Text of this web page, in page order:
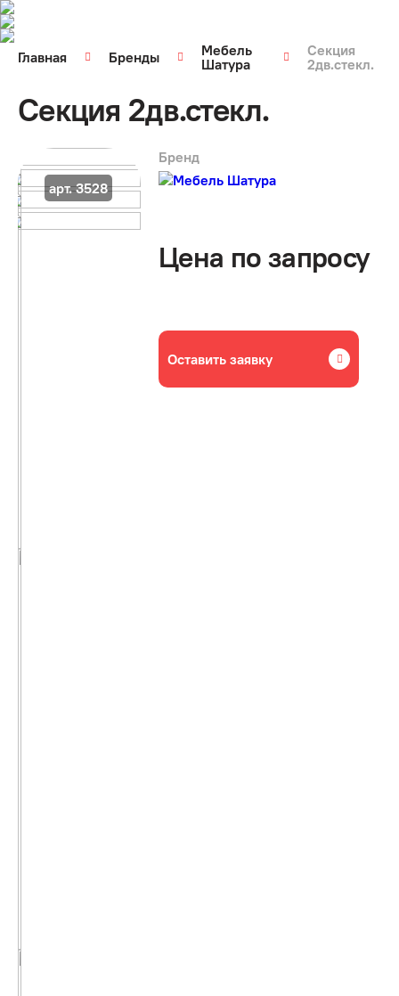
Главная Бренды
Мебель
Шатура
Секция
2дв.стекл.
Секция 2дв.стекл.
арт. 3528
Бренд
Цена по запросу
Оставить заявку